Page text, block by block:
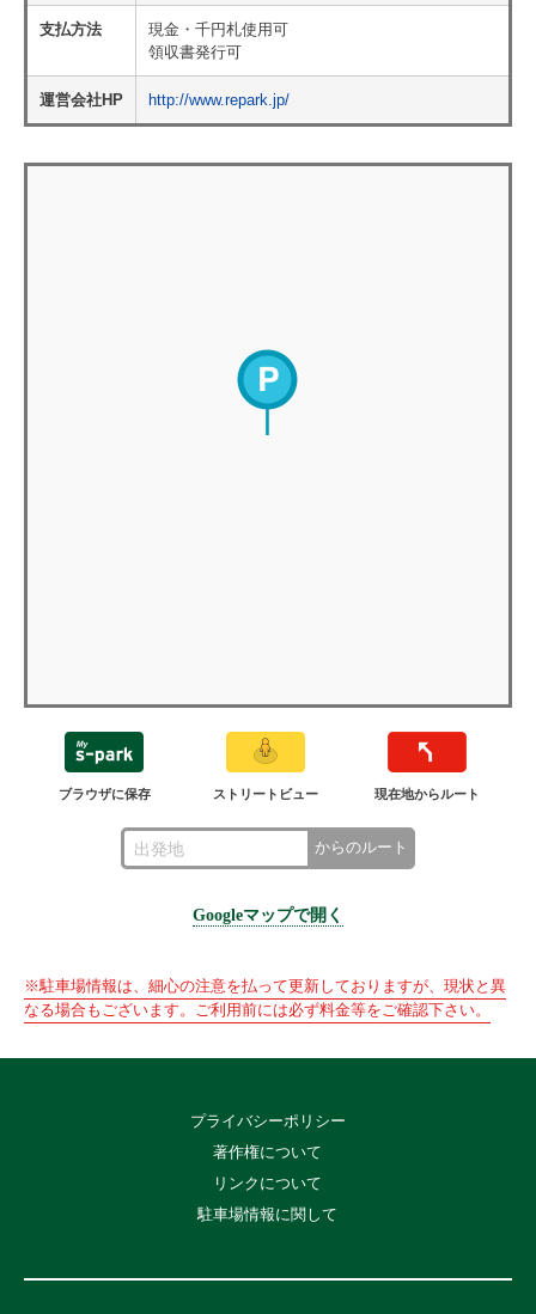
支払方法
現金・千円札使用可
領収書発行可
運営会社HP http://www.repark.jp/
ブラウザに保存 ストリートビュー 現在地からルート
からのルート
Googleマップで開く
※駐車場情報は、細心の注意を払って更新しておりますが、現状と異
なる場合もございます。ご利用前には必ず料金等をご確認下さい。
プライバシーポリシー
著作権について
リンクについて
駐車場情報に関して